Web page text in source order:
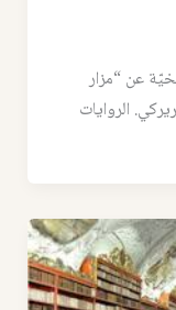
عن “مزار
الروايات